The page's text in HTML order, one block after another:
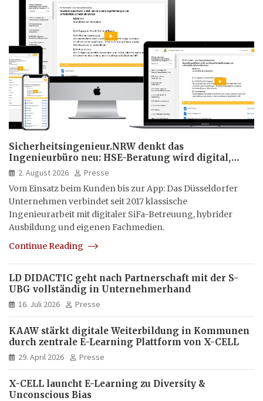
Sicherheitsingenieur.NRW denkt das
Ingenieurbüro neu: HSE-Beratung wird digital,
hybrid und multimedial
2. August 2026
Presse
Vom Einsatz beim Kunden bis zur App: Das Düsseldorfer
Unternehmen verbindet seit 2017 klassische
Ingenieurarbeit mit digitaler SiFa-Betreuung, hybrider
Ausbildung und eigenen Fachmedien.
Continue Reading
LD DIDACTIC geht nach Partnerschaft mit der S-
UBG vollständig in Unternehmerhand
16. Juli 2026 Presse
KAAW stärkt digitale Weiterbildung in Kommunen
durch zentrale E-Learning Plattform von X-CELL
29. April 2026 Presse
X-CELL launcht E-Learning zu Diversity &
Unconscious Bias